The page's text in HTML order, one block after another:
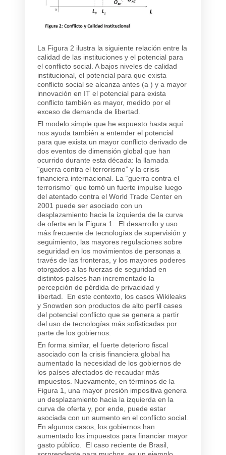
La Figura 2 ilustra la siguiente relación entre la
calidad de las instituciones y el potencial para
el conflicto social. A bajos niveles de calidad
institucional, el potencial para que exista
conflicto social se alcanza antes (a ) y a mayor
innovación en IT el potencial para exista
conflicto también es mayor, medido por el
exceso de demanda de libertad.
El modelo simple que he expuesto hasta aquí
nos ayuda también a entender el potencial
para que exista un mayor conflicto derivado de
dos eventos de dimensión global que han
ocurrido durante esta década: la llamada
“guerra contra el terrorismo” y la crisis
financiera internacional. La “guerra contra el
terrorismo” que tomó un fuerte impulse luego
del atentado contra el World Trade Center en
2001 puede ser asociado con un
desplazamiento hacia la izquierda de la curva
de oferta en la Figura 1. El desarrollo y uso
más frecuente de tecnologías de supervisión y
seguimiento, las mayores regulaciones sobre
seguridad en los movimientos de personas a
través de las fronteras, y los mayores poderes
otorgados a las fuerzas de seguridad en
distintos países han incrementado la
percepción de pérdida de privacidad y
libertad. En este contexto, los casos Wikileaks
y Snowden son productos de alto perfil cases
del potencial conflicto que se genera a partir
del uso de tecnologías más sofisticadas por
parte de los gobiernos.
En forma similar, el fuerte deterioro fiscal
asociado con la crisis financiera global ha
aumentado la necesidad de los gobiernos de
los países afectados de recaudar más
impuestos. Nuevamente, en términos de la
Figura 1, una mayor presión impositiva genera
un desplazamiento hacia la izquierda en la
curva de oferta y, por ende, puede estar
asociada con un aumento en el conflicto social.
En algunos casos, los gobiernos han
aumentado los impuestos para financiar mayor
gasto público. El caso reciente de Brasil,